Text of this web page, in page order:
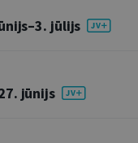
jūlijs
jūnijs